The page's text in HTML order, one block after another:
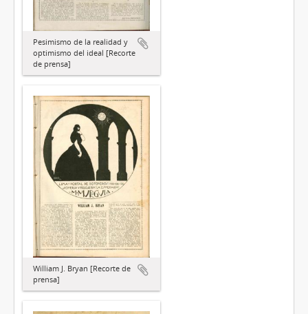
Pesimismo de la realidad y
optimismo del ideal [Recorte
de prensa]
William J. Bryan [Recorte de
prensa]